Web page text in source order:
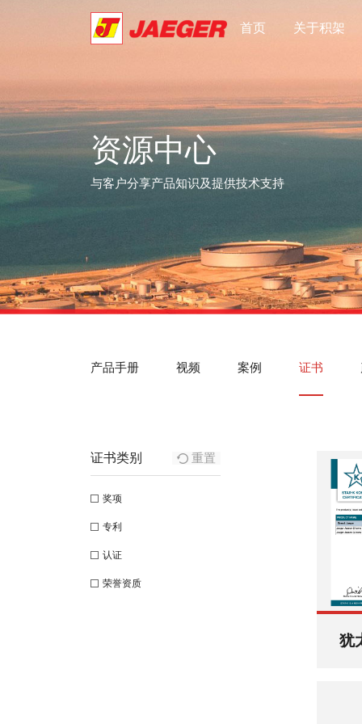
首页 关于积架
资源中心
与客户分享产品知识及提供技术支持
产品手册 视频 案例 证书
证书类别 重置
奖项
专利
认证
荣誉资质
犹